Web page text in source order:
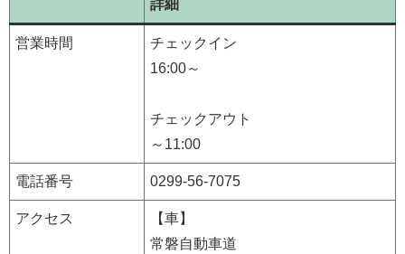
詳細
営業時間
チェックイン
16:00～
チェックアウト
～11:00
電話番号 0299-56-7075
アクセス
【車】
常磐自動車道